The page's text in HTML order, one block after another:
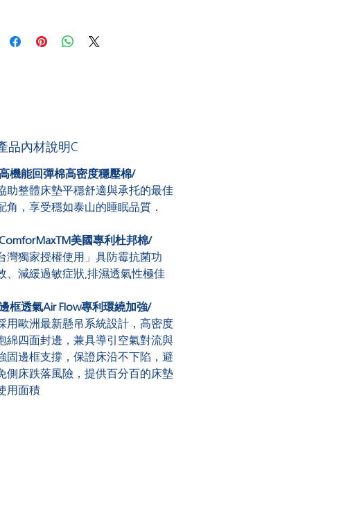
品內材說明C
機能回彈棉高密度穩壓棉/
助整體床墊平穩舒適與承托的最佳
角，享受穩如泰山的睡眠品質
．
美國專利杜邦棉/
灣獨家授權使用」具防霉抗菌功
、減緩過敏症狀,排濕透氣性極佳
框透氣Air Flow專利環繞加強/
用歐洲最新懸吊系統設計，高密度
綿四面封邊，兼具導引空氣對流與
固邊框支撐，保證床沿不下陷，避
側床跌落風險，提供百分百的床墊
用面積